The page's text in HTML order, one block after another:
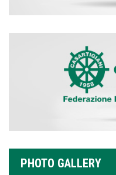
PHOTO GALLERY